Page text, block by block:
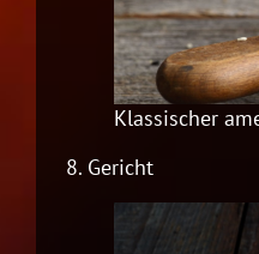
Klassischer
8. Gericht